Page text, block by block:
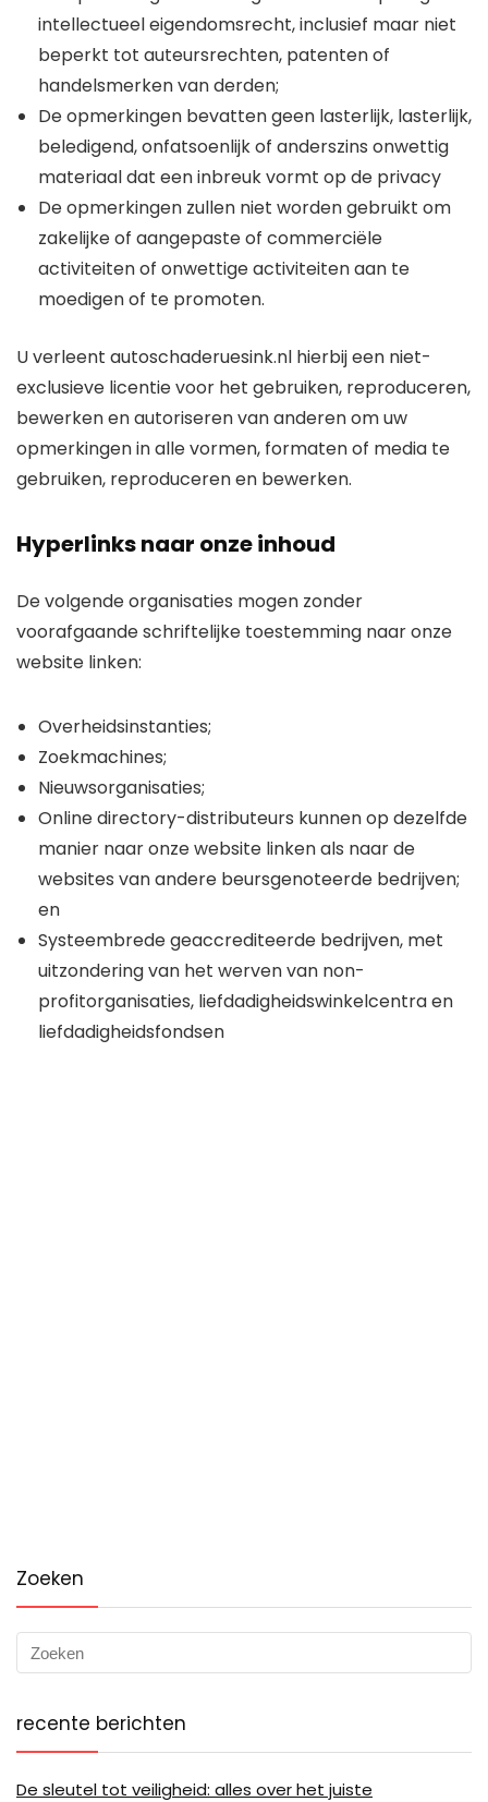
intellectueel eigendomsrecht, inclusief maar niet
beperkt tot auteursrechten, patenten of
handelsmerken van derden;
De opmerkingen bevatten geen lasterlijk, lasterlijk,
beledigend, onfatsoenlijk of anderszins onwettig
materiaal dat een inbreuk vormt op de privacy
De opmerkingen zullen niet worden gebruikt om
zakelijke of aangepaste of commerciële
activiteiten of onwettige activiteiten aan te
moedigen of te promoten.
U verleent autoschaderuesink.nl hierbij een niet-
exclusieve licentie voor het gebruiken, reproduceren,
bewerken en autoriseren van anderen om uw
opmerkingen in alle vormen, formaten of media te
gebruiken, reproduceren en bewerken.
Hyperlinks naar onze inhoud
De volgende organisaties mogen zonder
voorafgaande schriftelijke toestemming naar onze
website linken:
Overheidsinstanties;
Zoekmachines;
Nieuwsorganisaties;
Online directory-distributeurs kunnen op dezelfde
manier naar onze website linken als naar de
websites van andere beursgenoteerde bedrijven;
en
Systeembrede geaccrediteerde bedrijven, met
uitzondering van het werven van non-
profitorganisaties, liefdadigheidswinkelcentra en
liefdadigheidsfondsen
Zoeken
recente berichten
De sleutel tot veiligheid: alles over het juiste